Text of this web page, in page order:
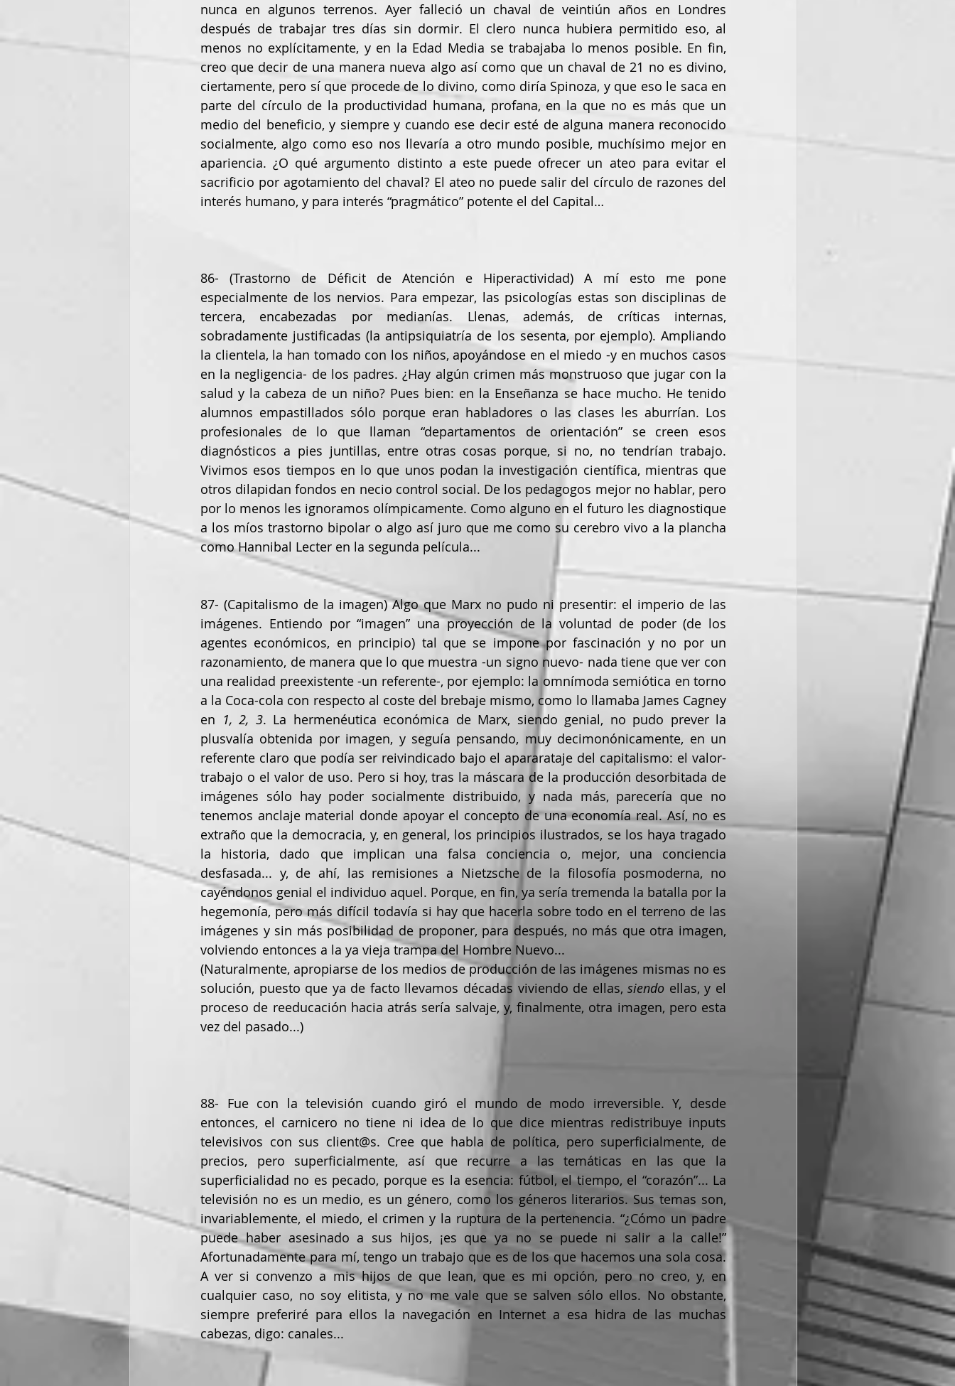
nunca en algunos terrenos. Ayer falleció un chaval de veintiún años en Londres
después de trabajar tres días sin dormir. El clero nunca hubiera permitido eso, al
menos no explícitamente, y en la Edad Media se trabajaba lo menos posible. En fin,
creo que decir de una manera nueva algo así como que un chaval de 21 no es divino,
ciertamente, pero sí que procede de lo divino, como diría Spinoza, y que eso le saca en
parte del círculo de la productividad humana, profana, en la que no es más que un
medio del beneficio, y siempre y cuando ese decir esté de alguna manera reconocido
socialmente, algo como eso nos llevaría a otro mundo posible, muchísimo mejor en
apariencia. ¿O qué argumento distinto a este puede ofrecer un ateo para evitar el
sacrificio por agotamiento del chaval? El ateo no puede salir del círculo de razones del
interés humano, y para interés “pragmático” potente el del Capital…
86- (Trastorno de Déficit de Atención e Hiperactividad) A mí esto me pone
especialmente de los nervios. Para empezar, las psicologías estas son disciplinas de
tercera, encabezadas por medianías. Llenas, además, de críticas internas,
sobradamente justificadas (la antipsiquiatría de los sesenta, por ejemplo). Ampliando
la clientela, la han tomado con los niños, apoyándose en el miedo -y en muchos casos
en la negligencia- de los padres. ¿Hay algún crimen más monstruoso que jugar con la
salud y la cabeza de un niño? Pues bien: en la Enseñanza se hace mucho. He tenido
alumnos empastillados sólo porque eran habladores o las clases les aburrían. Los
profesionales de lo que llaman “departamentos de orientación” se creen esos
diagnósticos a pies juntillas, entre otras cosas porque, si no, no tendrían trabajo.
Vivimos esos tiempos en lo que unos podan la investigación científica, mientras que
otros dilapidan fondos en necio control social. De los pedagogos mejor no hablar, pero
por lo menos les ignoramos olímpicamente. Como alguno en el futuro les diagnostique
a los míos trastorno bipolar o algo así juro que me como su cerebro vivo a la plancha
como Hannibal Lecter en la segunda película...
87- (Capitalismo de la imagen) Algo que Marx no pudo ni presentir: el imperio de las
imágenes. Entiendo por “imagen” una proyección de la voluntad de poder (de los
agentes económicos, en principio) tal que se impone por fascinación y no por un
razonamiento, de manera que lo que muestra -un signo nuevo- nada tiene que ver con
una realidad preexistente -un referente-, por ejemplo: la omnímoda semiótica en torno
a la Coca-cola con respecto al coste del brebaje mismo, como lo llamaba James Cagney
en 1, 2, 3. La hermenéutica económica de Marx, siendo genial, no pudo prever la
plusvalía obtenida por imagen, y seguía pensando, muy decimonónicamente, en un
referente claro que podía ser reivindicado bajo el apararataje del capitalismo: el valor-
trabajo o el valor de uso. Pero si hoy, tras la máscara de la producción desorbitada de
imágenes sólo hay poder socialmente distribuido, y nada más, parecería que no
tenemos anclaje material donde apoyar el concepto de una economía real. Así, no es
extraño que la democracia, y, en general, los principios ilustrados, se los haya tragado
la historia, dado que implican una falsa conciencia o, mejor, una conciencia
desfasada... y, de ahí, las remisiones a Nietzsche de la filosofía posmoderna, no
cayéndonos genial el individuo aquel. Porque, en fin, ya sería tremenda la batalla por la
hegemonía, pero más difícil todavía si hay que hacerla sobre todo en el terreno de las
imágenes y sin más posibilidad de proponer, para después, no más que otra imagen,
volviendo entonces a la ya vieja trampa del Hombre Nuevo...
(Naturalmente, apropiarse de los medios de producción de las imágenes mismas no es
solución, puesto que ya de facto llevamos décadas viviendo de ellas, siendo ellas, y el
proceso de reeducación hacia atrás sería salvaje, y, finalmente, otra imagen, pero esta
vez del pasado...)
88- Fue con la televisión cuando giró el mundo de modo irreversible. Y, desde
entonces, el carnicero no tiene ni idea de lo que dice mientras redistribuye inputs
televisivos con sus client@s. Cree que habla de política, pero superficialmente, de
precios, pero superficialmente, así que recurre a las temáticas en las que la
superficialidad no es pecado, porque es la esencia: fútbol, el tiempo, el “corazón”... La
televisión no es un medio, es un género, como los géneros literarios. Sus temas son,
invariablemente, el miedo, el crimen y la ruptura de la pertenencia. “¿Cómo un padre
puede haber asesinado a sus hijos, ¡es que ya no se puede ni salir a la calle!”
Afortunadamente para mí, tengo un trabajo que es de los que hacemos una sola cosa.
A ver si convenzo a mis hijos de que lean, que es mi opción, pero no creo, y, en
cualquier caso, no soy elitista, y no me vale que se salven sólo ellos. No obstante,
siempre preferiré para ellos la navegación en Internet a esa hidra de las muchas
cabezas, digo: canales...